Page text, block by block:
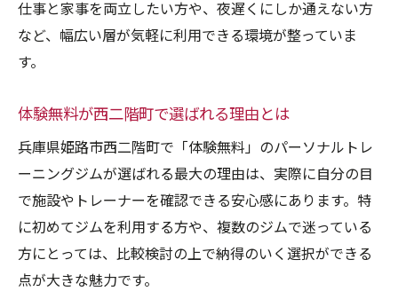
仕事と家事を両立したい方や、夜遅くにしか通えない方
など、幅広い層が気軽に利用できる環境が整っていま
す。
体験無料が西二階町で選ばれる理由とは
兵庫県姫路市西二階町で「体験無料」のパーソナルトレ
ーニングジムが選ばれる最大の理由は、実際に自分の目
で施設やトレーナーを確認できる安心感にあります。特
に初めてジムを利用する方や、複数のジムで迷っている
方にとっては、比較検討の上で納得のいく選択ができる
点が大きな魅力です。